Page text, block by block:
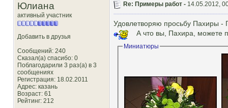
Юлиана
активный участник
Добавить в друзья
Сообщений: 240
Сказал(а) спасибо: 0
Поблагодарили 3 раз(а) в 3
сообщениях
Регистрация: 18.02.2011
Адрес: казань
Возраст: 61
Рейтинг: 212
Re: Примеры работ - 14.05.2012,
Удовлетворяю просьбу Пахиры -
А что вы, Пахира, можете
Миниатюры